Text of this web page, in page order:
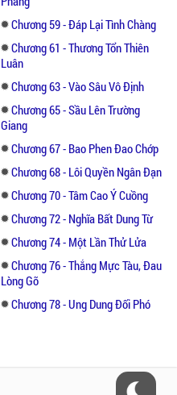
Chương 59 - Đáp Lại Tình Chàng
Chương 61 - Thương Tổn Thiên
Luân
Chương 63 - Vào Sâu Vô Định
Chương 65 - Sầu Lên Trường
Giang
Chương 67 - Bao Phen Đao Chớp
Chương 68 - Lôi Quyền Ngân Đạn
Chương 70 - Tâm Cao Ý Cuồng
Chương 72 - Nghĩa Bất Dung Từ
Chương 74 - Một Lần Thử Lửa
Chương 76 - Thắng Mực Tàu, Đau
Lòng Gõ
Chương 78 - Ung Dung Đối Phó